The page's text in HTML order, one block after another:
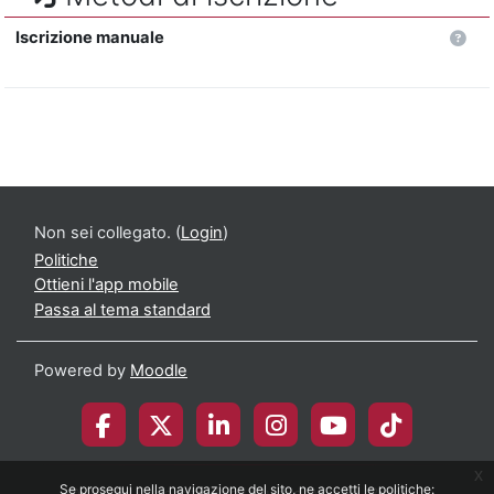
Se prosegui nella navigazione del sito, ne accetti le politiche:
x
Iscrizione manuale
Non sei collegato. (Login)
Politiche
Ottieni l'app mobile
Passa al tema standard
Powered by Moodle